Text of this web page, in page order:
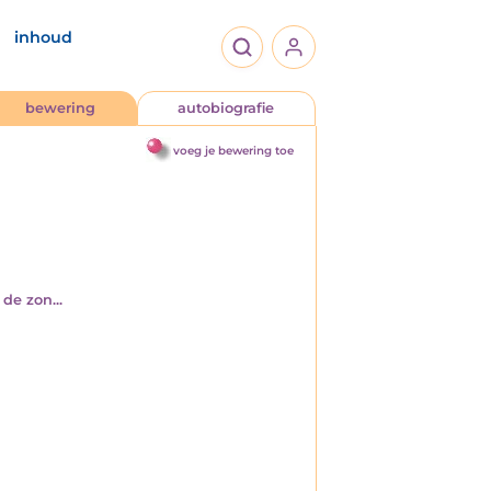
inhoud
bewering autobiografie
voeg je bewering toe
zon...